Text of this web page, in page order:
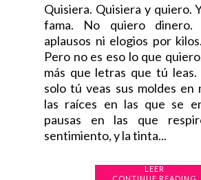
Quisiera. Quisiera y quiero.
fama. No quiero dinero.
aplausos ni elogios por
Pero no es eso lo que
más que letras que tú
solo tú veas sus moldes en
las raíces en las que se
pausas en las que
sentimiento, y la tinta...
CONTINUE READING